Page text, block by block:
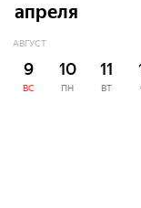
апреля
АВГУСТ
9
ВС
10
ПН
11
ВТ